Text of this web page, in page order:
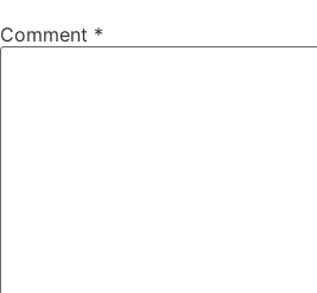
Comment *